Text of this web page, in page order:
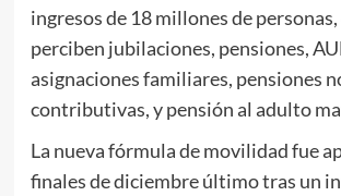
ingresos de 18 millones de
perciben jubilaciones, pensiones,
asignaciones familiares, pensiones
contributivas, y pensión al adulto
La nueva fórmula de movilidad fue
finales de diciembre último tras un